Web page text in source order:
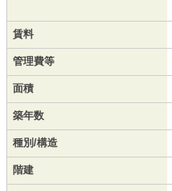
賃料
管理費等
面積
築年数
種別/構造
階建